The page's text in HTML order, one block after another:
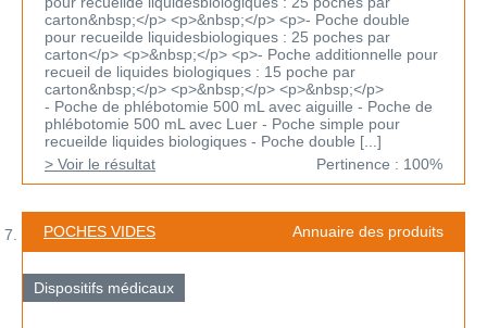
carton&nbsp;</p> <p>&nbsp;</p> <p>- Poche double
pour recueilde liquidesbiologiques : 25 poches par
carton</p> <p>&nbsp;</p> <p>- Poche additionnelle pour
recueil de liquides biologiques : 15 poche par
carton&nbsp;</p> <p>&nbsp;</p> <p>&nbsp;</p>
- Poche de phlébotomie 500 mL avec aiguille - Poche de
phlébotomie 500 mL avec Luer - Poche simple pour
recueilde liquides biologiques - Poche double [...]
> Voir le résultat
Pertinence : 100%
POCHES VIDES Annuaire des produits
Dispositifs médicaux